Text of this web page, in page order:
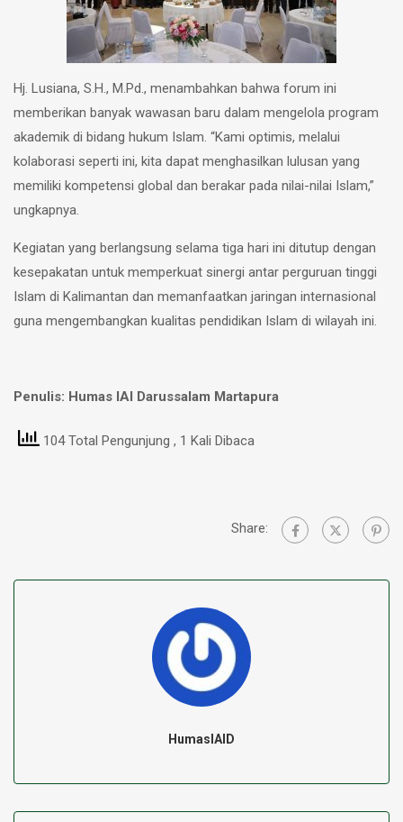
Hj. Lusiana, S.H., M.Pd., menambahkan bahwa forum ini
memberikan banyak wawasan baru dalam mengelola program
akademik di bidang hukum Islam. “Kami optimis, melalui
kolaborasi seperti ini, kita dapat menghasilkan lulusan yang
memiliki kompetensi global dan berakar pada nilai-nilai Islam,”
ungkapnya.
Kegiatan yang berlangsung selama tiga hari ini ditutup dengan
kesepakatan untuk memperkuat sinergi antar perguruan tinggi
Islam di Kalimantan dan memanfaatkan jaringan internasional
guna mengembangkan kualitas pendidikan Islam di wilayah ini.
Penulis: Humas IAI Darussalam Martapura
104 Total Pengunjung , 1 Kali Dibaca
Share:
HumasIAID